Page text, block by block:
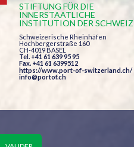
STIFTUNG FÜR DIE
INNERSTAATLICHE
INSTITUTION DER SCHWEIZ
Schweizerische Rheinhäfen
Hochbergerstraße 160
CH-4019 BASEL
Tel. +41 61 639 95 95
Fax. +41 61 6399512
https://www.port-of-switzerland.ch/
info@portof.ch